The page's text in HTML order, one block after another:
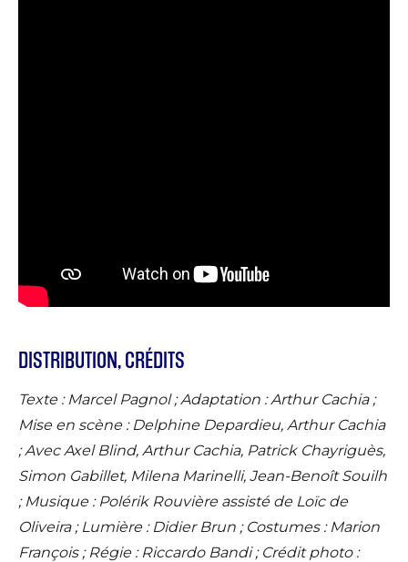
DISTRIBUTION, CRÉDITS
Texte : Marcel Pagnol ; Adaptation : Arthur Cachia ;
Mise en scène : Delphine Depardieu, Arthur Cachia
; Avec Axel Blind, Arthur Cachia, Patrick Chayriguès,
Simon Gabillet, Milena Marinelli, Jean-Benoît Souilh
; Musique : Polérik Rouvière assisté de Loïc de
Oliveira ; Lumière : Didier Brun ; Costumes : Marion
François ; Régie : Riccardo Bandi ; Crédit photo :